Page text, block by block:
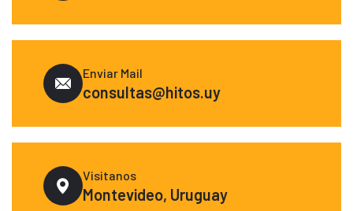
Enviar Mail
consultas@hitos.uy
Visitanos
Montevideo, Uruguay